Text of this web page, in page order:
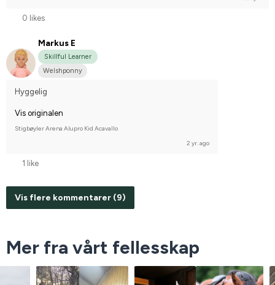
0 likes
Markus E
Skillful Learner
Welshponny
Hyggelig
Vis originalen
Stigbøyler Arena Alupro Kid Acavallo
2 yr. ago
1 like
Vis flere kommentarer (9)
Mer fra vårt fellesskap